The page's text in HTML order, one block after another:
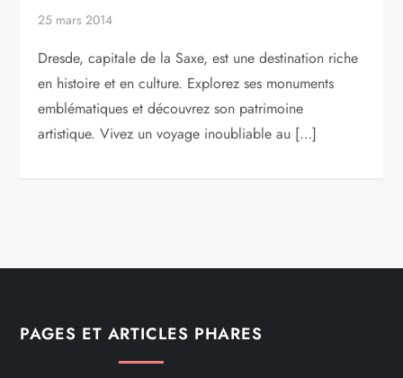
25 mars 2014
Dresde, capitale de la Saxe, est une destination riche
en histoire et en culture. Explorez ses monuments
emblématiques et découvrez son patrimoine
artistique. Vivez un voyage inoubliable au […]
PAGES ET ARTICLES PHARES